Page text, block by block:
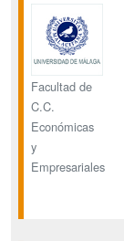
Facultad de
C.C.
Económicas
y
Empresariales